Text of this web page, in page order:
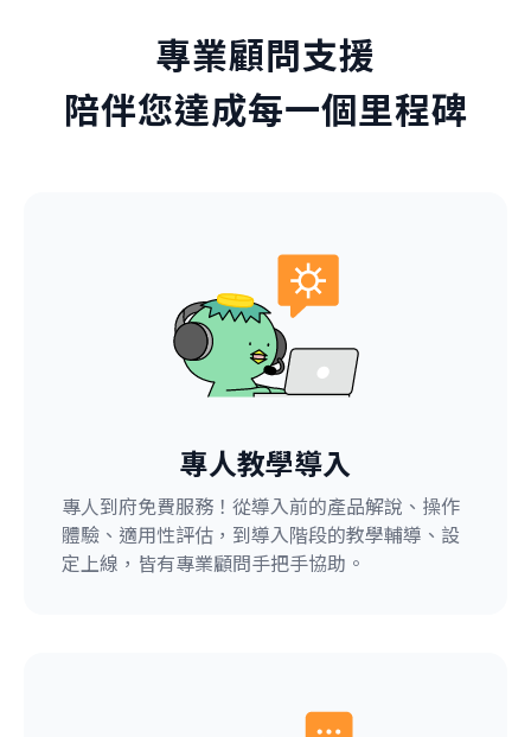
專業顧問支援
陪伴您達成每一個里程碑
專人教學導入
專人到府免費服務！從導入前的產品解說、操作
體驗、適用性評估，到導入階段的教學輔導、設
定上線，皆有專業顧問手把手協助。